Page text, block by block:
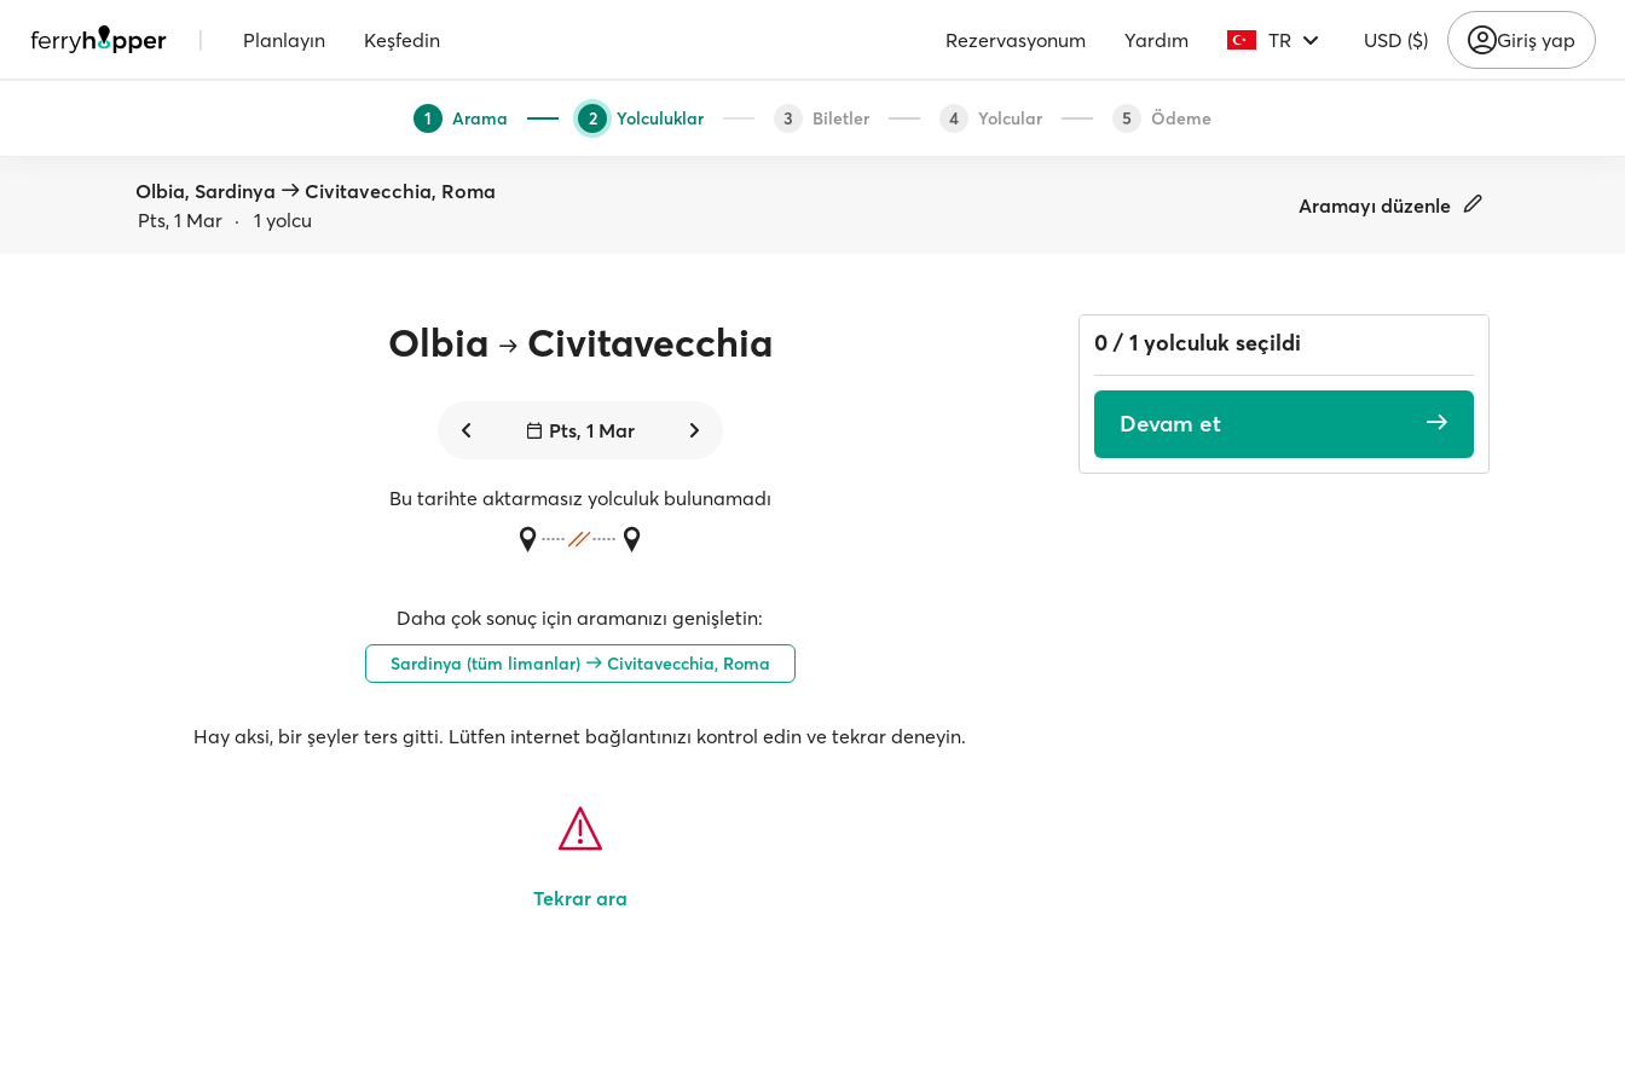
| Planlayın Keşfedin Rezervasyonum Yardım TR USD ($) Giriş yap
1 Arama 2 Yolculuklar 3 Biletler 4 Yolcular 5 Ödeme
Olbia, Sardinya
Civitavecchia, Roma
Pts, 1 Mar · 1 yolcu
Aramayı düzenle
Olbia Civitavecchia
Pts, 1 Mar
Bu tarihte aktarmasız yolculuk bulunamadı
Daha çok sonuç için aramanızı genişletin:
Sardinya (tüm limanlar) Civitavecchia, Roma
Hay aksi, bir şeyler ters gitti. Lütfen internet bağlantınızı kontrol edin ve tekrar deneyin.
Tekrar ara
0 / 1 yolculuk seçildi
Devam et